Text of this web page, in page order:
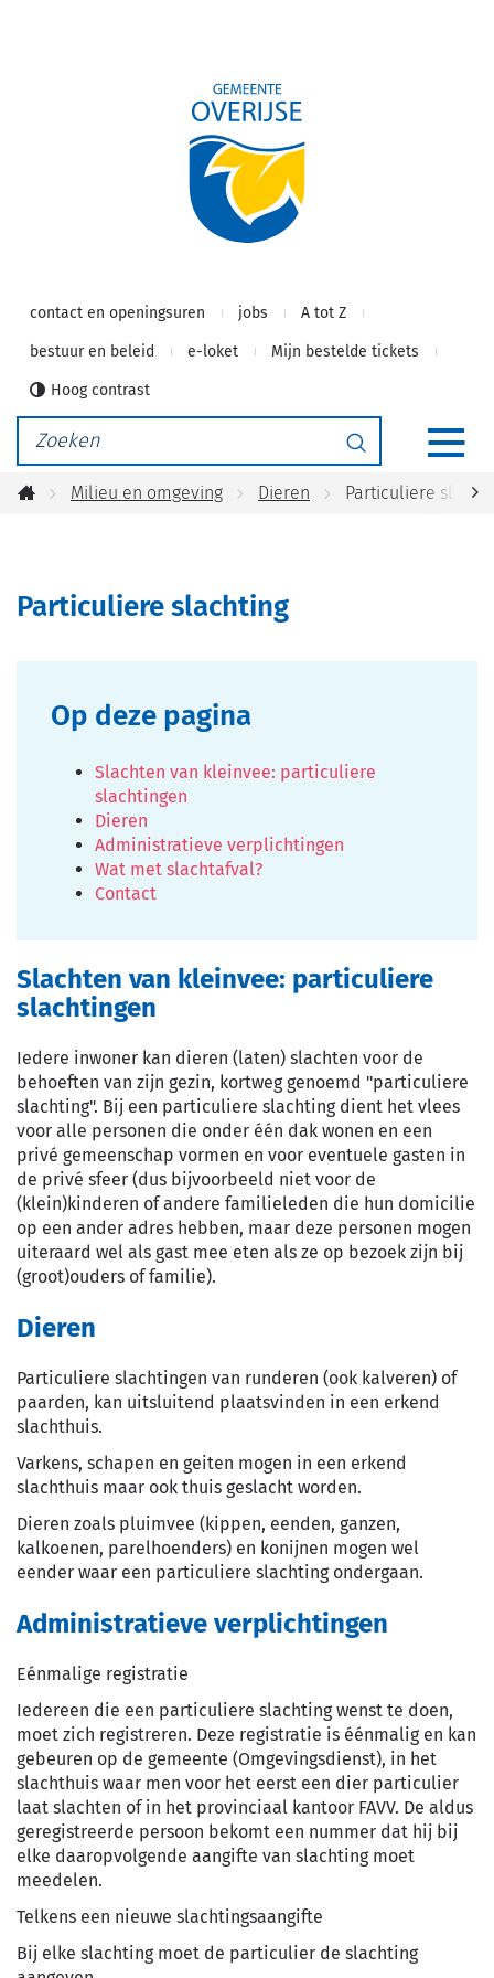
inhoud
contact en openingsuren jobs A tot Z
bestuur en beleid e-loket Mijn bestelde tickets
Hoog contrast
Waarmee
kunnen
jou
Zoeken
Milieu en omgeving Dieren Particuliere
Particuliere slachting
Op deze pagina
Slachten van kleinvee: particuliere
slachtingen
Dieren
Administratieve verplichtingen
Wat met slachtafval?
Contact
Slachten van kleinvee: particuliere
slachtingen
Iedere inwoner kan dieren (laten) slachten voor de
behoeften van zijn gezin, kortweg genoemd "particuliere
slachting". Bij een particuliere slachting dient het vlees
voor alle personen die onder één dak wonen en een
privé gemeenschap vormen en voor eventuele gasten in
de privé sfeer (dus bijvoorbeeld niet voor de
(klein)kinderen of andere familieleden die hun domicilie
op een ander adres hebben, maar deze personen mogen
uiteraard wel als gast mee eten als ze op bezoek zijn bij
(groot)ouders of familie).
Dieren
Particuliere slachtingen van runderen (ook kalveren) of
paarden, kan uitsluitend plaatsvinden in een erkend
slachthuis.
Varkens, schapen en geiten mogen in een erkend
slachthuis maar ook thuis geslacht worden.
Dieren zoals pluimvee (kippen, eenden, ganzen,
kalkoenen, parelhoenders) en konijnen mogen wel
eender waar een particuliere slachting ondergaan.
Administratieve verplichtingen
Eénmalige registratie
Iedereen die een particuliere slachting wenst te doen,
moet zich registreren. Deze registratie is éénmalig en kan
gebeuren op de gemeente (Omgevingsdienst), in het
slachthuis waar men voor het eerst een dier particulier
laat slachten of in het provinciaal kantoor FAVV. De aldus
geregistreerde persoon bekomt een nummer dat hij bij
elke daaropvolgende aangifte van slachting moet
meedelen.
Telkens een nieuwe slachtingsaangifte
Bij elke slachting moet de particulier de slachting